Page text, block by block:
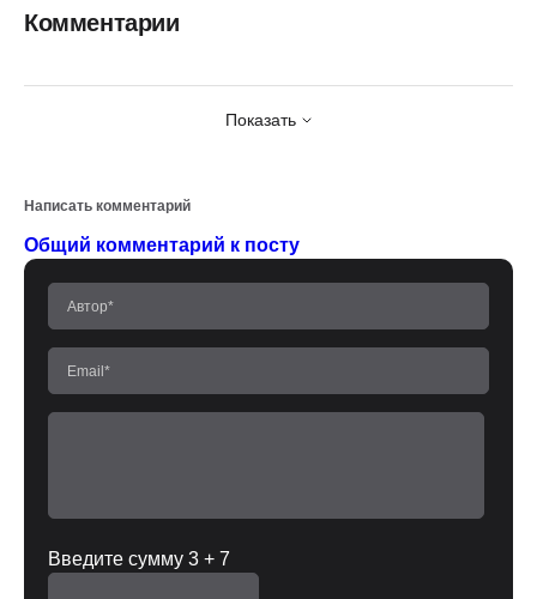
Комментарии
Показать
Написать комментарий
Общий комментарий к посту
Введите сумму 3 + 7